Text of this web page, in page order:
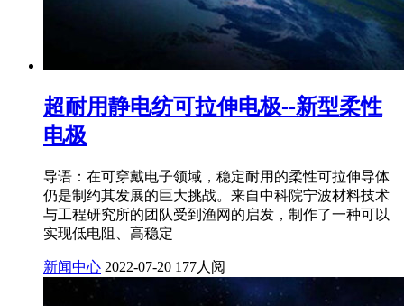
超耐用静电纺可拉伸电极--新型柔性
电极
导语：在可穿戴电子领域，稳定耐用的柔性可拉伸导体
仍是制约其发展的巨大挑战。来自中科院宁波材料技术
与工程研究所的团队受到渔网的启发，制作了一种可以
实现低电阻、高稳定
新闻中心 2022-07-20 177人阅